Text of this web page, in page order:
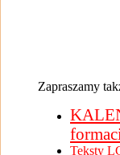
Zapraszamy
Teksty